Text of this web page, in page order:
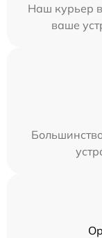
Наш курьер
ваше